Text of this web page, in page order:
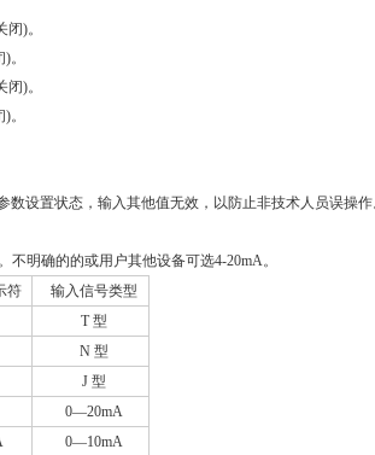
)。
。
)。
。
数设置状态，输入其他值无效，以防止非技术人员误操
不明确的的或用户其他设备可选4-20mA。
符
输入信号类型
T型
N 型
J 型
0―20mA
0―10mA